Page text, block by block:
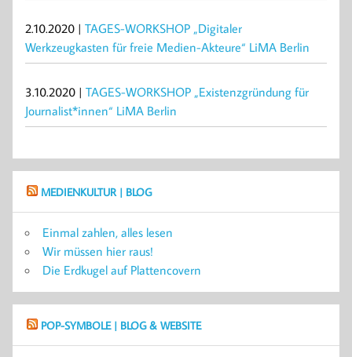
2.10.2020 | TAGES-WORKSHOP „Digitaler
Werkzeugkasten für freie Medien-Akteure“ LiMA Berlin
3.10.2020 | TAGES-WORKSHOP „Existenzgründung für
Journalist*innen“ LiMA Berlin
MEDIENKULTUR | BLOG
Einmal zahlen, alles lesen
Wir müssen hier raus!
Die Erdkugel auf Plattencovern
POP-SYMBOLE | BLOG & WEBSITE